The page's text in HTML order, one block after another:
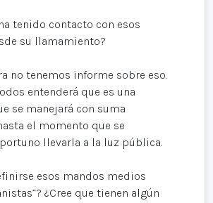
tenido contacto con esos
su llamamiento?
no tenemos informe sobre eso.
entenderá que es una
se manejará con suma
el momento que se
llevarla a la luz pública.
esos mandos medios
¿Cree que tienen algún